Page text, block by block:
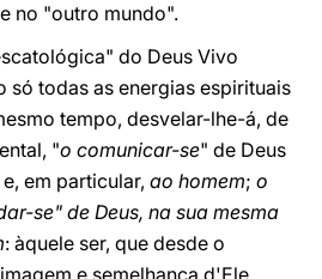
no "outro mundo".
do Deus Vivo
só todas as energias espirituais
tempo, desvelar-lhe-á, de
"o comunicar-se" de Deus
em particular, ao homem; o
se" de Deus, na sua mesma
: àquele ser, que desde o
e semelhança d'Ele.